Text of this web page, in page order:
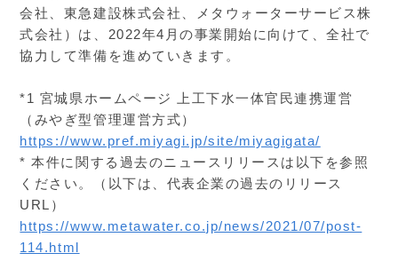
会社、東急建設株式会社、メタウォーターサービス株
式会社）は、2022年4月の事業開始に向けて、全社で
協力して準備を進めていきます。
*1 宮城県ホームページ 上工下水一体官民連携運営
（みやぎ型管理運営方式）
https://www.pref.miyagi.jp/site/miyagigata/
* 本件に関する過去のニュースリリースは以下を参照
ください。（以下は、代表企業の過去のリリース
URL）
https://www.metawater.co.jp/news/2021/07/post-
114.html